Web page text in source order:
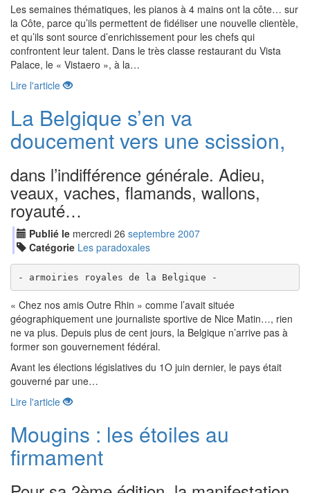
Les semaines thématiques, les pianos à 4 mains ont la côte… sur
la Côte, parce qu’ils permettent de fidéliser une nouvelle clientèle,
et qu’ils sont source d’enrichissement pour les chefs qui
confrontent leur talent. Dans le très classe restaurant du Vista
Palace, le « Vistaero », à la…
Lire l'article
La Belgique s’en va
doucement vers une scission,
dans l’indifférence générale. Adieu,
veaux, vaches, flamands, wallons,
royauté…
Publié le mercredi 26 septembre 2007
Catégorie Les paradoxales
- armoiries royales de la Belgique -
« Chez nos amis Outre Rhin » comme l’avait située
géographiquement une journaliste sportive de Nice Matin…, rien
ne va plus. Depuis plus de cent jours, la Belgique n’arrive pas à
former son gouvernement fédéral.
Avant les élections législatives du 1O juin dernier, le pays était
gouverné par une…
Lire l'article
Mougins : les étoiles au
firmament